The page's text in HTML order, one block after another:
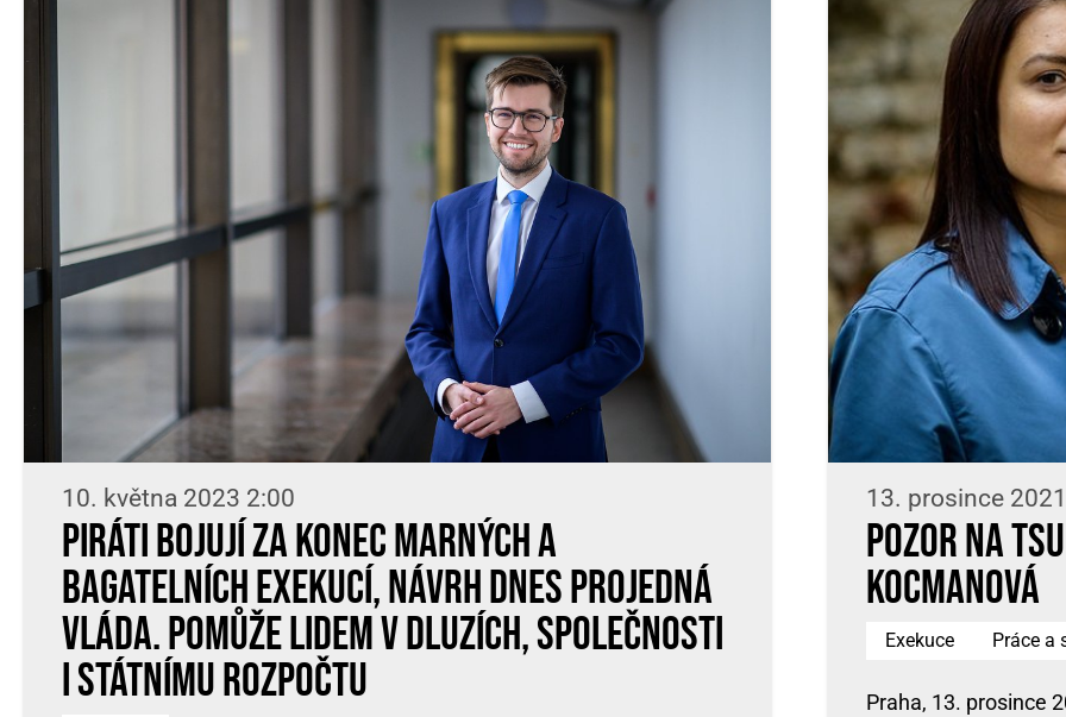
10. května 2023 2:00
Piráti bojují za konec marných a
bagatelních exekucí, návrh dnes projedná
vláda. Pomůže lidem v dluzích, společnosti
i státnímu rozpočtu
13. prosince
Pozor na
Kocmanová
Exekuce Práce a
Praha, 13. prosince